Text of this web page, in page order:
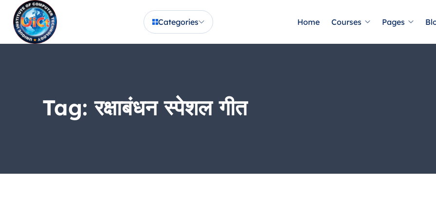
Categories Home Courses Pages
Tag:रक्षाबंधन स्पेशल गीत